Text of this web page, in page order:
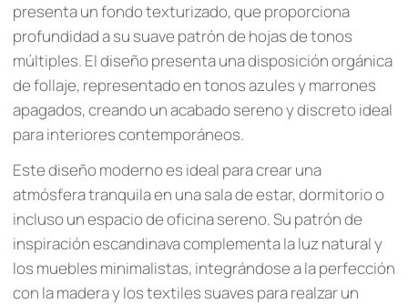
presenta un fondo texturizado, que proporciona
profundidad a su suave patrón de hojas de tonos
múltiples. El diseño presenta una disposición orgánica
de follaje, representado en tonos azules y marrones
apagados, creando un acabado sereno y discreto ideal
para interiores contemporáneos.
Este diseño moderno es ideal para crear una
atmósfera tranquila en una sala de estar, dormitorio o
incluso un espacio de oficina sereno. Su patrón de
inspiración escandinava complementa la luz natural y
los muebles minimalistas, integrándose a la perfección
con la madera y los textiles suaves para realzar un